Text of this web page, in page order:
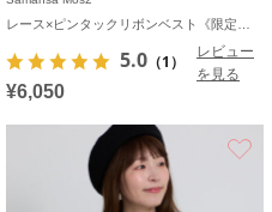
5.0 （1）
レビュー
を見る
¥6,050